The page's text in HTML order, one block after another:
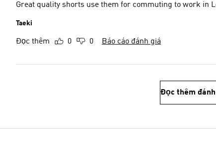
Great quality shorts use them for commuting to work in
Taeki
Đọc thêm 0 0 Báo cáo đánh giá
Đọc thêm